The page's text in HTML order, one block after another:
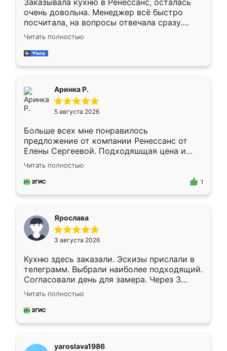
Заказывала кухню в Ренессанс, осталась
очень довольна. Менеджер всё быстро
посчитала, на вопросы отвечала сразу.
Замерщик приехал в субботу, подошёл к
делу со всей ответственностью. Собрали
за день, ребята работали аккуратно, даже
Читать полностью
Аринка Р.
5 августа 2026
Больше всех мне понравилось
предложение от компании Ренессанс от
Елены Сергеевой. Подходяшщая цена и
короткие сроки изготовления. Приехавший
для замера сотрудник Владислав
предложил по моему эскизу самый
Читать полностью
1
Ярослава
3 августа 2026
Кухню здесь заказали. Эскизы прислали в
телеграмм. Выбрали наиболее подходящий.
Согласовали день для замера. Через 3
недели кухня была уже готова. Остались
довольны работой. Спасибо Ренессанс
мебель за качественную работу!
Читать полностью
yaroslava1986